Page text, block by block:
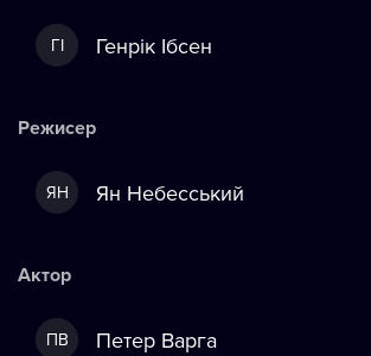
ГІ Генрік Ібсен
Режисер
ЯН Ян Небесський
Актор
ПВ Петер Варга